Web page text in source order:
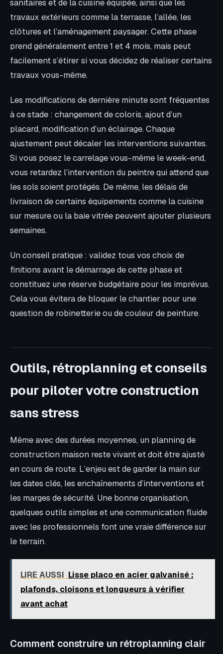
sanitaires et de la cuisine équipée, ainsi que les
travaux extérieurs comme la terrasse, l’allée, les
clôtures et l’aménagement paysager. Cette phase
prend généralement entre 1 et 4 mois, mais peut
facilement s’étirer si vous décidez de réaliser certains
travaux vous-même.
Les modifications de dernière minute sont fréquentes
à ce stade : changement de coloris, ajout d’un
placard, modification d’un éclairage. Chaque
ajustement peut décaler les interventions suivantes.
Si vous posez le carrelage vous-même le week-end,
vous retardez l’intervention du peintre qui attend que
les sols soient protégés. De même, les délais de
livraison de certains équipements comme la cuisine
sur mesure ou la baie vitrée peuvent ajouter plusieurs
semaines.
Un conseil pratique : validez tous vos choix de
finitions avant le démarrage de cette phase et
constituez une réserve budgétaire pour les imprévus.
Cela vous évitera de bloquer le chantier pour une
question de robinetterie ou de couleur de peinture.
Outils, rétroplanning et conseils
pour piloter votre construction
sans stress
Même avec des durées moyennes, un planning de
construction maison reste vivant et doit être ajusté
en cours de route. L’enjeu est de garder la main sur
les dates clés, les enchaînements d’interventions et
les marges de sécurité. Une bonne organisation,
quelques outils simples et une communication fluide
avec les professionnels font une vraie différence sur
le terrain.
LIRE AUSSI Lisse placo en acier galvanisé :
plafonds, cloisons et longueurs à vérifier
avant achat
Comment construire un rétroplanning clair